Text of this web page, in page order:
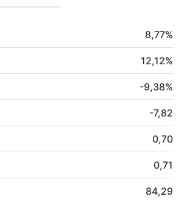
8,77%
12,12%
-9,38%
-7,82
0,70
0,71
84,29